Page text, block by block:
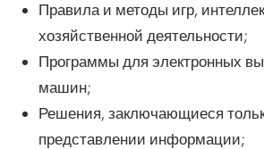
Правила и методы игр,
хозяйственной деятельности;
Программы для электронных
машин;
Решения, заключающиеся
представлении информации;